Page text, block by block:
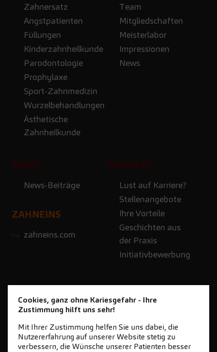
Zahnersatz
Angstpatienten
Füllungen
Kinderzahnheilkunde
Parodontologie
Prophylaxe
Sport-Zahnmedizin
Wurzelbehandlungen
Ästhetische
Zahnheilkunde
Team
Mitgliedschaften
Meisterlabor
Impressionen
News
NEWS
News-Beiträge
KARRIERE
Lust auf Karriere?
Stellenangebote
Ihre Vorteile
Geschichten aus
der Praxis
Initiativbewerbung
ZAHNEINS
zahneins.com
Cookies, ganz ohne Kariesgefahr - Ihre
Zustimmung hilft uns sehr!
Mit Ihrer Zustimmung helfen Sie uns dabei, die
Nutzererfahrung auf unserer Website stetig zu
verbessern, die Wünsche unserer Patienten besser